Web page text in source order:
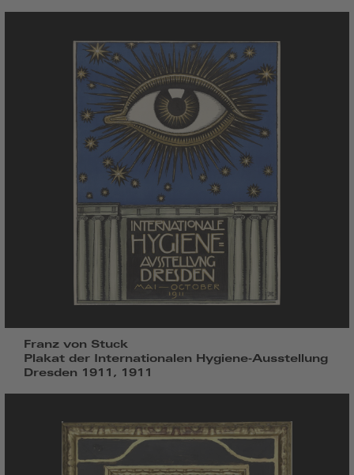
Franz von Stuck
Plakat der Internationalen Hygiene-Ausstellung
Dresden 1911, 1911